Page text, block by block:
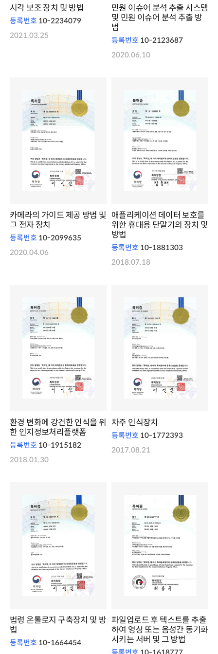
시각 보조 장치 및 방법
등록번호 10-2234079
2021.03.25
민원 이슈어 분석 추출 시스템
및 민원 이슈어 분석 추출 방
법
등록번호 10-2123687
2020.06.10
카메라의 가이드 제공 방법 및
그 전자 장치
등록번호 10-2099635
2020.04.06
애플리케이션 데이터 보호를
위한 휴대용 단말기의 장치 및
방법
등록번호 10-1881303
2018.07.18
환경 변화에 강건한 인식을 위
한 인지정보처리플랫폼
등록번호 10-1915182
2018.01.30
차주 인식장치
등록번호 10-1772393
2017.08.21
법령 온톨로지 구축장치 및 방
법
등록번호 10-1664454
파일업로드 후 텍스트를 추출
하여 영상 또는 음성간 동기화
시키는 서버 및 그 방법